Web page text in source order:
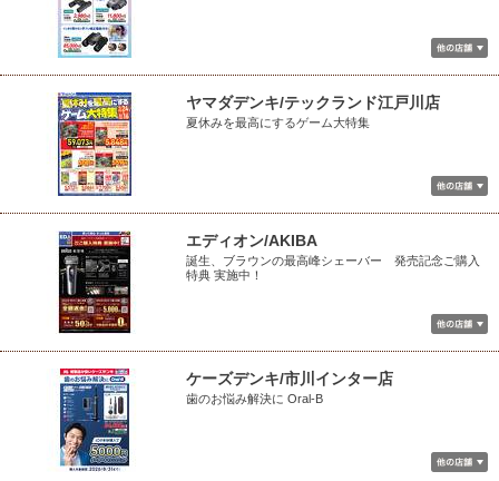
ヤマダデンキ/テックランド江戸川店
夏休みを最高にするゲーム大特集
エディオン/AKIBA
誕生、ブラウンの最高峰シェーバー 発売記念ご購入
特典 実施中！
ケーズデンキ/市川インター店
歯のお悩み解決に Oral-B